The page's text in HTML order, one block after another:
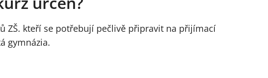
ZŠ. kteří se potřebují pečlivě připravit na přijímací
gymnázia.